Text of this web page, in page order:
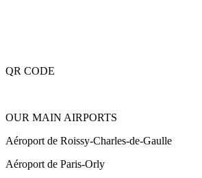
QR CODE
OUR MAIN AIRPORTS
Aéroport de Roissy-Charles-de-Gaulle
Aéroport de Paris-Orly